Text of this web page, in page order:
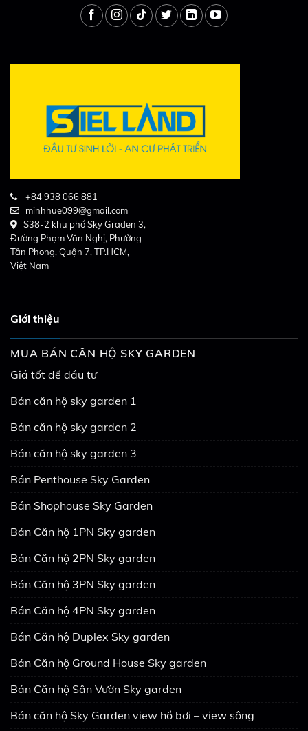
+84 938 066 881
minhhue099@gmail.com
S38-2 khu phố Sky Graden 3,
Đường Phạm Văn Nghị, Phường
Tân Phong, Quận 7, TP.HCM,
Việt Nam
Giới thiệu
MUA BÁN CĂN HỘ SKY GARDEN
Giá tốt để đầu tư
Bán căn hộ sky garden 1
Bán căn hộ sky garden 2
Bán căn hộ sky garden 3
Bán Penthouse Sky Garden
Bán Shophouse Sky Garden
Bán Căn hộ 1PN Sky garden
Bán Căn hộ 2PN Sky garden
Bán Căn hộ 3PN Sky garden
Bán Căn hộ 4PN Sky garden
Bán Căn hộ Duplex Sky garden
Bán Căn hộ Ground House Sky garden
Bán Căn hộ Sân Vườn Sky garden
Bán căn hộ Sky Garden view hồ bơi – view sông